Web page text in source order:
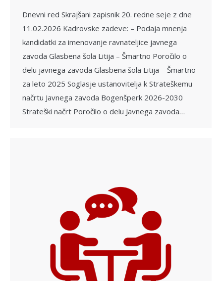
Dnevni red Skrajšani zapisnik 20. redne seje z dne
11.02.2026 Kadrovske zadeve: – Podaja mnenja
kandidatki za imenovanje ravnateljice javnega
zavoda Glasbena šola Litija – Šmartno Poročilo o
delu javnega zavoda Glasbena šola Litija – Šmartno
za leto 2025 Soglasje ustanovitelja k Strateškemu
načrtu Javnega zavoda Bogenšperk 2026-2030
Strateški načrt Poročilo o delu Javnega zavoda…